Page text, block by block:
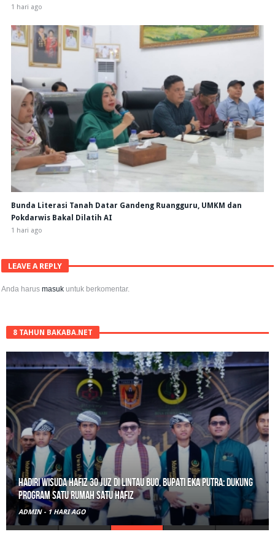
1 hari ago
Bunda Literasi Tanah Datar Gandeng Ruangguru, UMKM dan
Pokdarwis Bakal Dilatih AI
1 hari ago
LEAVE A REPLY
Anda harusmasuk untuk berkomentar.
8 TAHUN BAKABA.NET
Hadiri Wisuda Hafiz 30 Juz di Lintau Buo, Bupati Eka Putra: Dukung
Program Satu Rumah Satu Hafiz
ADMIN -1 HARI AGO